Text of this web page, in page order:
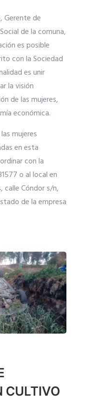
Gerente de
de la comuna,
es posible
con la Sociedad
es unir
la visión
de las mujeres,
económica.
mujeres
en esta
con la
o al local en
calle Cóndor s/n,
de la empresa
CULTIVO